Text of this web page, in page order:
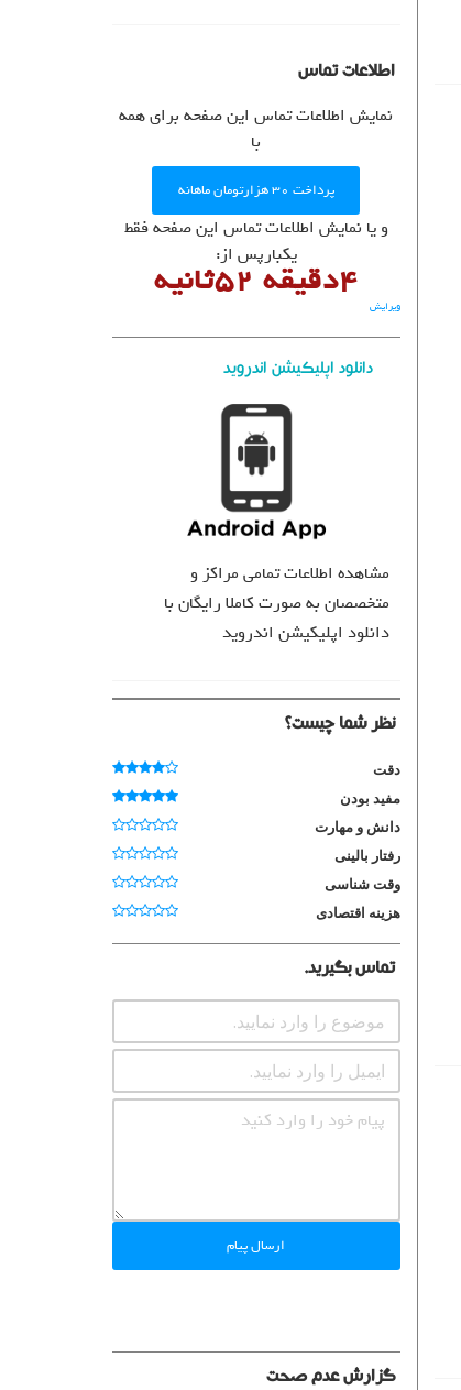
پرسش و پاسخ
تبلیغات
روانشناسان و روانپزشکان
روانشناسان و روانپزشکان
اطلاعات تماس
نمایش اطلاعات تماس این صفحه برای همه
با
پرداخت ۳۰ هزارتومان ماهانه
و یا نمایش اطلاعات تماس این صفحه فقط
یکبارپس از:
4دقیقه 51ثانیه
ویرایش
دانلود اپلیکیشن اندروید
مشاهده اطلاعات تمامی مراکز و
متخصصان به صورت کاملا رایگان با
دانلود اپلیکیشن اندروید
نظر شما چیست؟
دقت
مفید بودن
دانش و مهارت
رفتار بالینی
وقت شناسی
هزینه اقتصادی
تماس بگیرید.
ارسال پیام
گزارش عدم صحت